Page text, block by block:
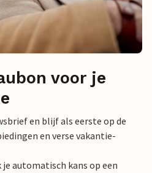
voor je
en blijf als eerste op de
en verse vakantie-
automatisch kans op een